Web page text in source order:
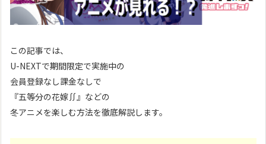
この記事では、
U-NEXTで期間限定で実施中の
会員登録なし課金なしで
『五等分の花嫁∬』などの
冬アニメを楽しむ方法を徹底解説します。